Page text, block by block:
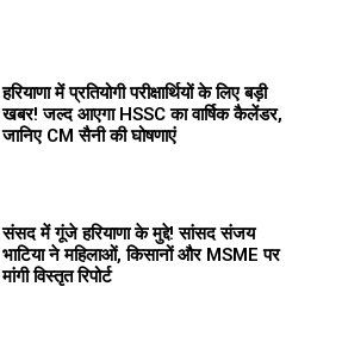
हरियाणा में प्रतियोगी परीक्षार्थियों के लिए बड़ी
खबर! जल्द आएगा HSSC का वार्षिक कैलेंडर,
जानिए CM सैनी की घोषणाएं
संसद में गूंजे हरियाणा के मुद्दे! सांसद संजय
भाटिया ने महिलाओं, किसानों और MSME पर
मांगी विस्तृत रिपोर्ट